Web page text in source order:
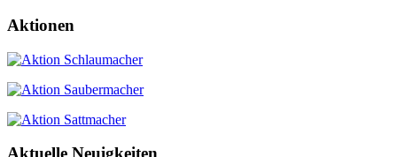
Aktionen